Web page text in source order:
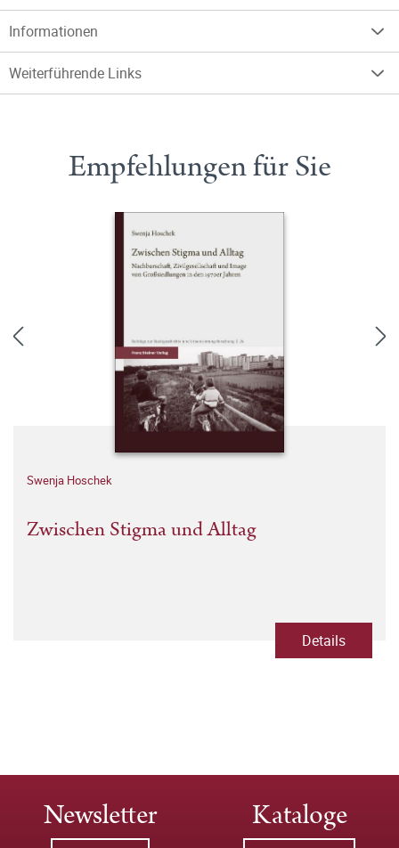
Informationen
Weiterführende Links
Empfehlungen für Sie
Swenja Hoschek
Zwischen Stigma und Alltag
Details
Newsletter Kataloge